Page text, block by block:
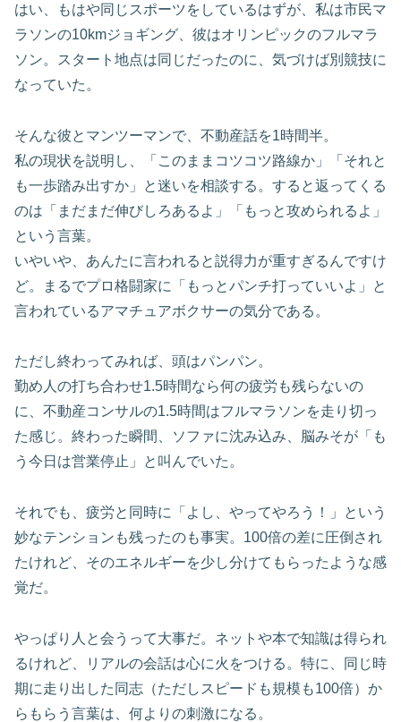
はい、もはや同じスポーツをしているはずが、私は市民マ
ラソンの10kmジョギング、彼はオリンピックのフルマラ
ソン。スタート地点は同じだったのに、気づけば別競技に
なっていた。
そんな彼とマンツーマンで、不動産話を1時間半。
私の現状を説明し、「このままコツコツ路線か」「それと
も一歩踏み出すか」と迷いを相談する。すると返ってくる
のは「まだまだ伸びしろあるよ」「もっと攻められるよ」
という言葉。
いやいや、あんたに言われると説得力が重すぎるんですけ
ど。まるでプロ格闘家に「もっとパンチ打っていいよ」と
言われているアマチュアボクサーの気分である。
ただし終わってみれば、頭はパンパン。
勤め人の打ち合わせ1.5時間なら何の疲労も残らないの
に、不動産コンサルの1.5時間はフルマラソンを走り切っ
た感じ。終わった瞬間、ソファに沈み込み、脳みそが「も
う今日は営業停止」と叫んでいた。
それでも、疲労と同時に「よし、やってやろう！」という
妙なテンションも残ったのも事実。100倍の差に圧倒され
たけれど、そのエネルギーを少し分けてもらったような感
覚だ。
やっぱり人と会うって大事だ。ネットや本で知識は得られ
るけれど、リアルの会話は心に火をつける。特に、同じ時
期に走り出した同志（ただしスピードも規模も100倍）か
らもらう言葉は、何よりの刺激になる。